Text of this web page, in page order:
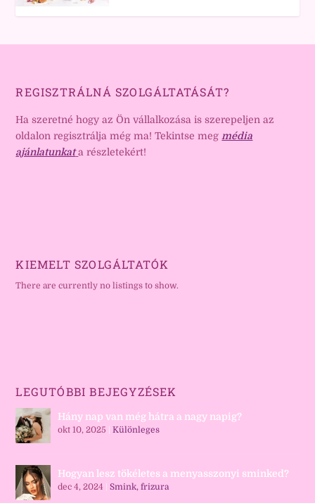
REGISZTRÁLNÁ SZOLGÁLTATÁSÁT?
Ha szeretné hogy az Ön vállalkozása is szerepeljen az
oldalon regisztrálja még ma! Tekintse meg média
ajánlatunkat a részletekért!
KIEMELT SZOLGÁLTATÓK
There are currently no listings to show.
LEGUTÓBBI BEJEGYZÉSEK
Hány nap van még hátra a nagy napig?
okt 10, 2025 |Különleges
Hogyan lesz tökéletes a menyasszonyi sminked?
dec 4, 2024 |Smink, frizura